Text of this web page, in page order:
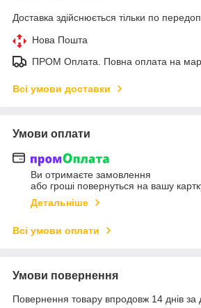
Доставка здійснюється тільки по
Нова Пошта
ПРОМ Оплата. Повна оплата на
Всі умови доставки
Умови оплати
Ви отримаєте замовлення
або гроші повернуться на вашу
Детальніше
Всі умови оплати
Умови повернення
Повернення товару впродовж 14 днів за